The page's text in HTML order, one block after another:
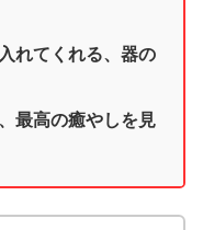
れてくれる、器の
最高の癒やしを見